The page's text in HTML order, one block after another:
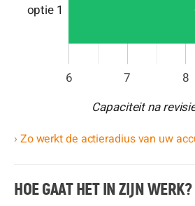
6 7 8
optie 1
Capaciteit na
› Zo werkt de actieradius van uw
HOE GAAT HET IN ZIJN WERK?